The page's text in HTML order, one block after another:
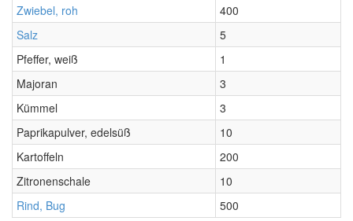
Zwiebel, roh
400
Salz
5
Pfeffer, weiß
1
Majoran
3
Kümmel
3
Paprikapulver, edelsüß
10
Kartoffeln
200
Zitronenschale
10
Rind, Bug
500